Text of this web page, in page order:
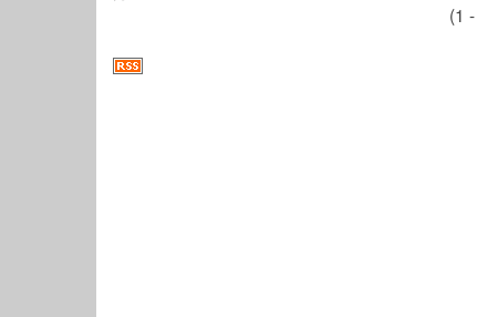
(1